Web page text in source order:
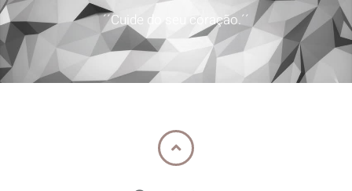
´´Cuide do seu coração.´´